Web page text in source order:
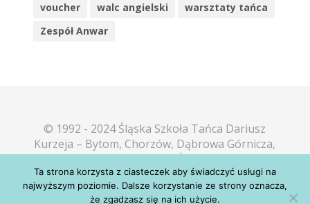
voucher
walc angielski
warsztaty tańca
Zespół Anwar
© 1992 - 2024 Śląska Szkoła Tańca Dariusz
Kurzeja – Bytom, Chorzów, Dąbrowa Górnicza,
Katowice, Mikołów, Piekary Śląskie, Sosnowiec,
Tarnowskie Góry, Tychy
poczta@taniec.slask.pl
Ta strona korzysta z ciasteczek aby świadczyć usługi na
najwyższym poziomie. Dalsze korzystanie ze strony oznacza,
że zgadzasz się na ich użycie.